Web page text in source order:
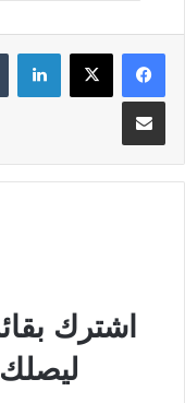
فيسبوك‫X
مشاركة عبر البريد
اشترك